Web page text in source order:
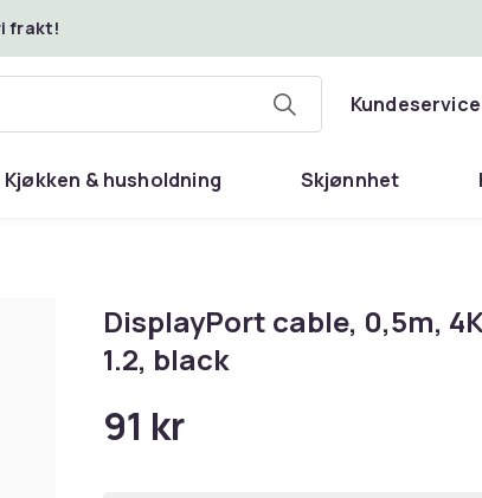
frakt!
Kundeservice
Kjøkken & husholdning Skjønnhet
DisplayPort cable, 0,5m,
1.2, black
91 kr